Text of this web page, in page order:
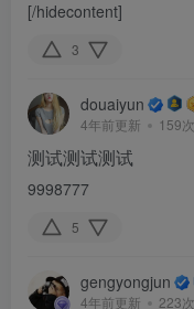
[/hidecontent]
3
douaiyun
4年前更新 159
测试测试测试
9998777
5
gengyongjun
4年前更新 223